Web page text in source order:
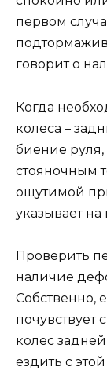
первом
говорит о
Когда
колеса –
биение руля,
стояночным
ощутимой
указывает
Проверить
наличие
Собственно,
почувствует
колес
ездить с